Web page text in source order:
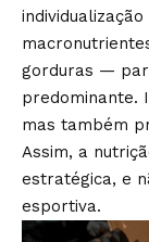
gorduras —
predominante.
mas também
Assim, a
estratégica, e
esportiva.